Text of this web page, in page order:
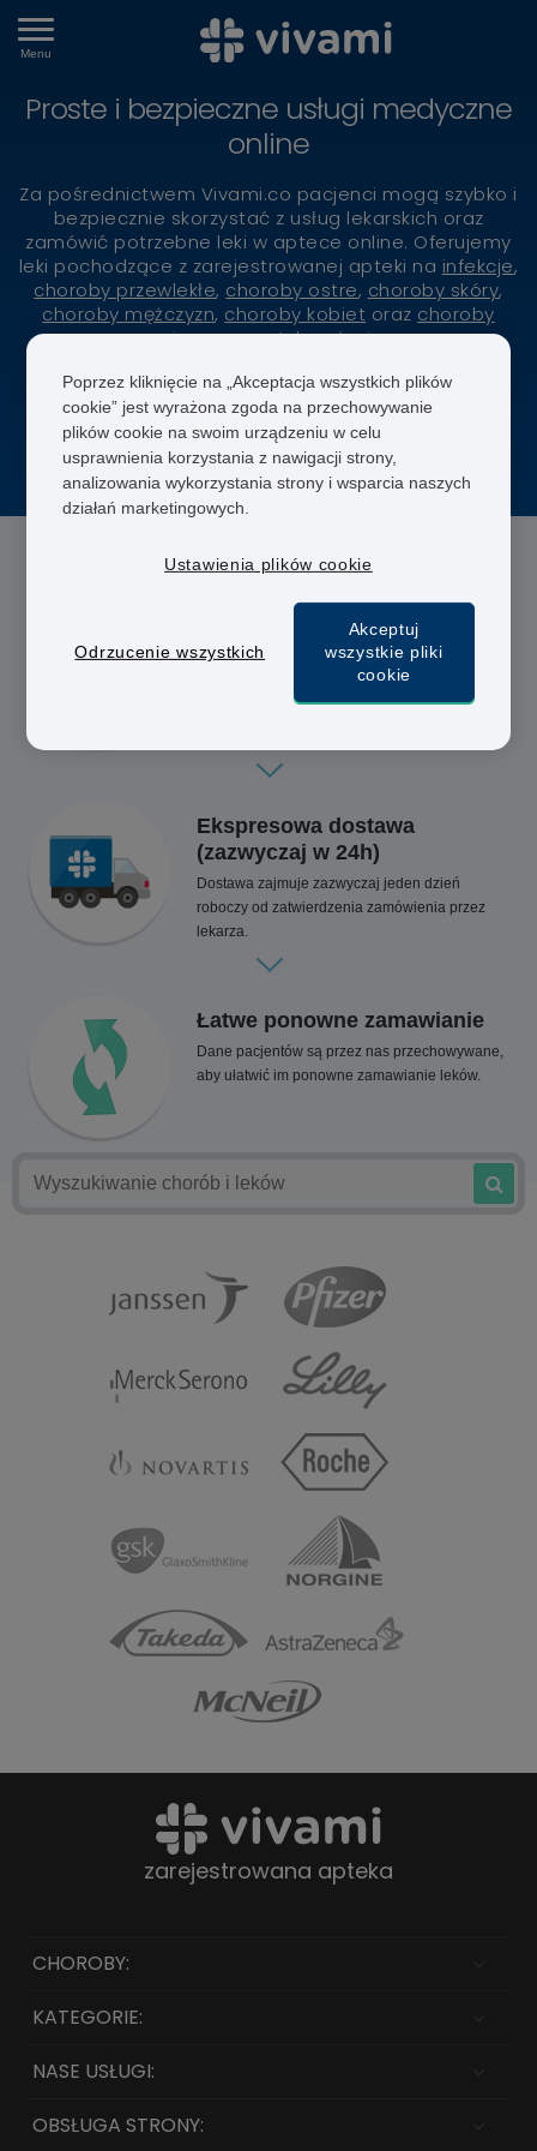
Menu
Proste i bezpieczne usługi medyczne
online
Za pośrednictwem Vivami.co pacjenci mogą szybko i
bezpiecznie skorzystać z usług lekarskich oraz
zamówić potrzebne leki w aptece online. Oferujemy
leki pochodzące z zarejestrowanej apteki na infekcje,
choroby przewlekłe, choroby ostre, choroby skóry,
choroby mężczyzn, choroby kobiet oraz choroby
związane ze stylem życia.
Ponad 266 leków Leczymy 76 schorzenia
Wypełnij prosty formularz
medyczny
Ekspresowa dostawa
(zazwyczaj w 24h)
Dostawa zajmuje zazwyczaj jeden dzień
roboczy od zatwierdzenia zamówienia przez
lekarza.
Łatwe ponowne zamawianie
Dane pacjentów są przez nas przechowywane,
aby ułatwić im ponowne zamawianie leków.
zarejestrowana apteka
CHOROBY:
KATEGORIE:
NASE USŁUGI:
OBSŁUGA STRONY:
Poprzez kliknięcie na „Akceptacja wszystkich plików
cookie” jest wyrażona zgoda na przechowywanie
plików cookie na swoim urządzeniu w celu
usprawnienia korzystania z nawigacji strony,
analizowania wykorzystania strony i wsparcia naszych
działań marketingowych.
Ustawienia plików cookie
Odrzucenie wszystkich
Akceptuj
wszystkie pliki
cookie